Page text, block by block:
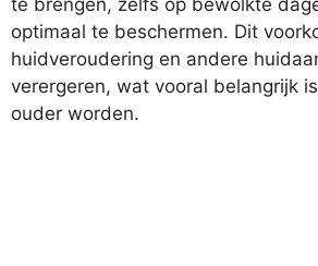
te brengen, zelfs op bewolkte
optimaal te beschermen. Dit
huidveroudering en andere
verergeren, wat vooral belangrijk
ouder worden.